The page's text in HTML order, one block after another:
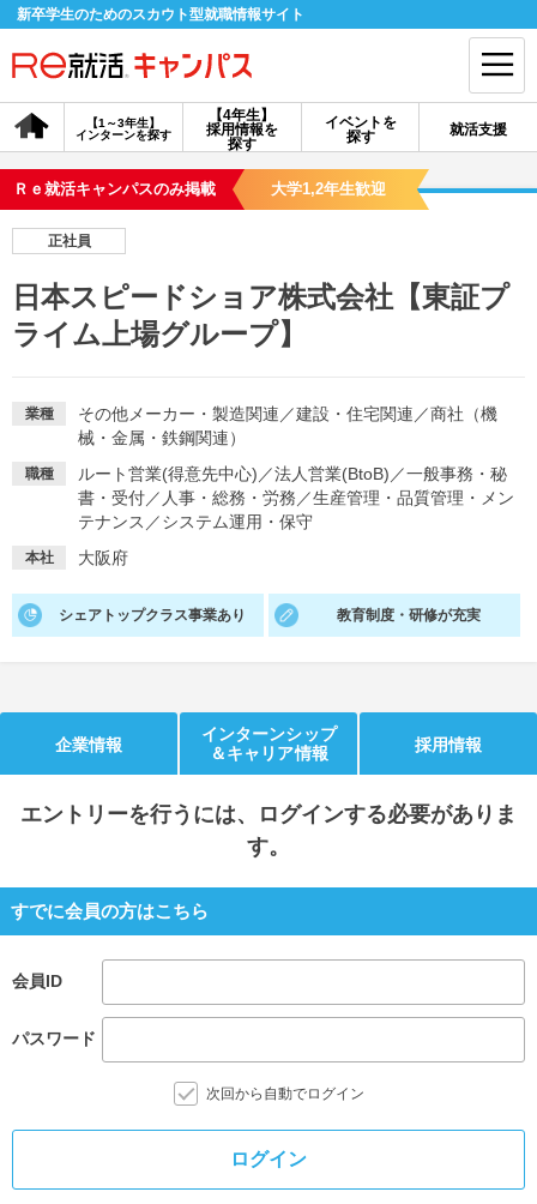
新卒学生のためのスカウト型就職情報サイト
【4年生】
採用情報を
探す
【1～3年生】
インターンを探す
イベントを
探す
就活支援
会員登録 ログイン
会員ID・パスワードを忘れた方はこちら
探す
【4年生】
【4年生】
イベントを探す
就活ノウハウ・サポート
就活ノウハウが満載！ お役立ち記事・相談室など
就活ニュースペーパー よくある質問
Ｒｅ就活キャンパスのみ掲載 大学1,2年生歓迎
正社員
日本スピードショア株式会社【東証プ
ライム上場グループ】
業種 その他メーカー・製造関連 ／建設・住宅関連 ／商社（機
械・金属・鉄鋼関連）
職種 ルート営業(得意先中心) ／法人営業(BtoB) ／一般事務・秘
書・受付／ 人事・総務・労務 ／生産管理・品質管理・メン
テナンス ／システム運用・保守
本社 大阪府
シェアトップクラス事業あり 教育制度・研修が充実
企業情報
インターンシップ
＆キャリア情報
採用情報
エントリーを行うには、ログインする必要がありま
す。
すでに会員の方はこちら
会員ID
パスワード
次回から自動でログイン
ログイン